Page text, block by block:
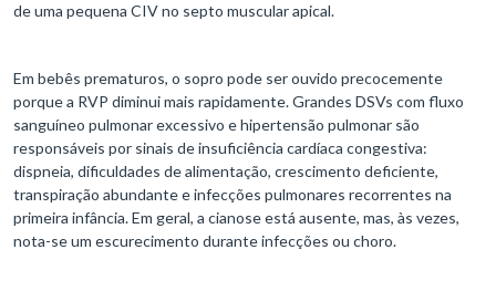
de uma pequena CIV no septo muscular apical.
Em bebês prematuros, o sopro pode ser ouvido precocemente
porque a RVP diminui mais rapidamente. Grandes DSVs com fluxo
sanguíneo pulmonar excessivo e hipertensão pulmonar são
responsáveis por sinais de insuficiência cardíaca congestiva:
dispneia, dificuldades de alimentação, crescimento deficiente,
transpiração abundante e infecções pulmonares recorrentes na
primeira infância. Em geral, a cianose está ausente, mas, às vezes,
nota-se um escurecimento durante infecções ou choro.